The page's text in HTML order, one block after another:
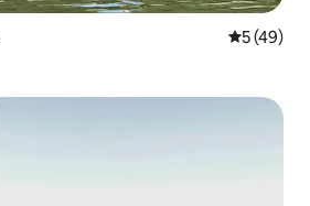
平均评分
5 (49)